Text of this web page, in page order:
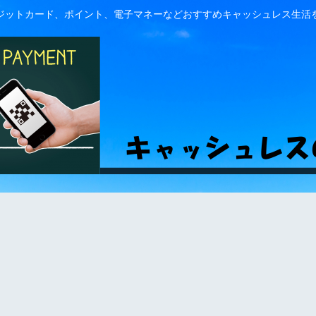
ットカード、ポイント、電子マネーなどおすすめキャッシュレス生活